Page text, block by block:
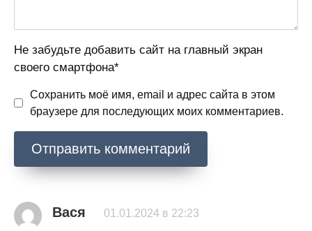
Не забудьте добавить сайт на главный экран
своего смартфона*
Сохранить моё имя, email и адрес сайта в этом
браузере для последующих моих комментариев.
Вася 01.01.2024 в 22:23